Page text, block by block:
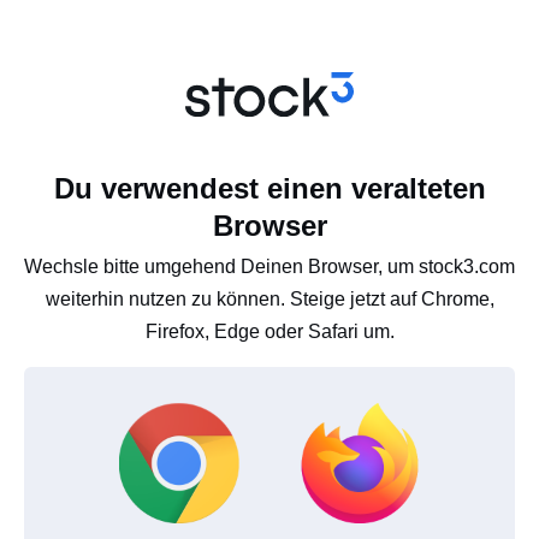
Du verwendest einen veralteten
Browser
Wechsle bitte umgehend Deinen Browser, um stock3.com
weiterhin nutzen zu können. Steige jetzt auf Chrome,
Firefox, Edge oder Safari um.